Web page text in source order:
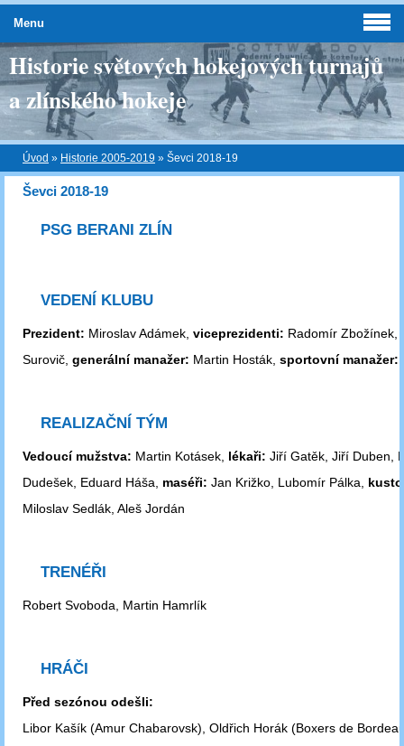
Historie světových hokejových turnajů
a zlínského hokeje
Úvod » Historie 2005-2019 » Ševci 2018-19
Ševci 2018-19
PSG BERANI ZLÍN
VEDENÍ KLUBU
Prezident: Miroslav Adámek, viceprezidenti: Radomír Zbožínek,
Surovič, generální manažer: Martin Hosták, sportovní manažer:
REALIZAČNÍ TÝM
Vedoucí mužstva: Martin Kotásek, lékaři: Jiří Gatěk, Jiří Duben,
Dudešek, Eduard Háša, maséři: Jan Križko, Lubomír Pálka,
Miloslav Sedlák, Aleš Jordán
TRENÉŘI
Robert Svoboda, Martin Hamrlík
HRÁČI
Před sezónou odešli:
Libor Kašík (Amur Chabarovsk), Oldřich Horák (Boxers de
Menu